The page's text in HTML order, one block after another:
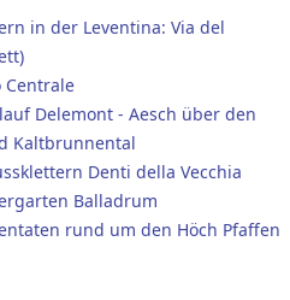
in der Leventina: Via del
Centrale
Delemont - Aesch über den
Kaltbrunnental
Denti della Vecchia
Balladrum
rund um den Höch Pfaffen